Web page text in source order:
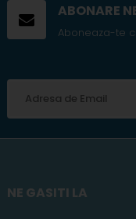
ABONARE
Aboneaza-te
NE GASITI LA